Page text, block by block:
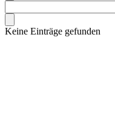
Keine Einträge gefunden